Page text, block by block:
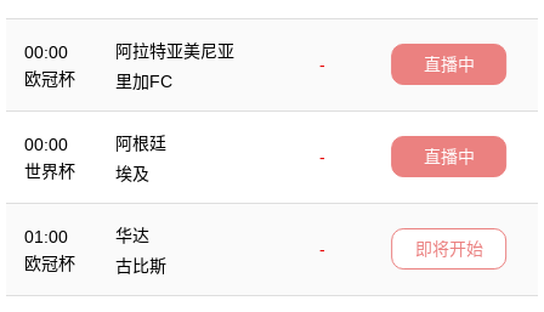
00:00
欧冠杯
阿拉特亚美尼亚
-
里加FC
直播中
00:00
世界杯
阿根廷
-
埃及
直播中
01:00
欧冠杯
华达
-
古比斯
即将开始